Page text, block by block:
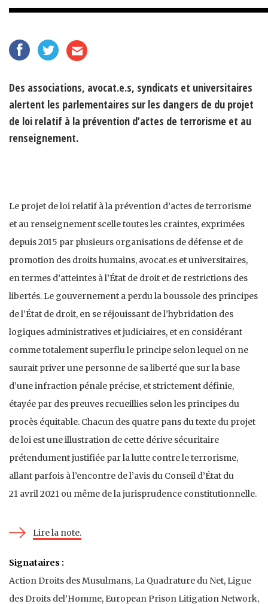
Des associations, avocat.e.s, syndicats et universitaires
alertent les parlementaires sur les dangers de du projet
de loi relatif à la prévention d’actes de terrorisme et au
renseignement.
Le projet de loi relatif à la prévention d’actes de terrorisme
et au renseignement scelle toutes les craintes, exprimées
depuis 2015 par plusieurs organisations de défense et de
promotion des droits humains, avocat.es et universitaires,
en termes d’atteintes à l’État de droit et de restrictions des
libertés. Le gouvernement a perdu la boussole des principes
de l’État de droit, en se réjouissant de l’hybridation des
logiques administratives et judiciaires, et en considérant
comme totalement superflu le principe selon lequel on ne
saurait priver une personne de sa liberté que sur la base
d’une infraction pénale précise, et strictement définie,
étayée par des preuves recueillies selon les principes du
procès équitable. Chacun des quatre pans du texte du projet
de loi est une illustration de cette dérive sécuritaire
prétendument justifiée par la lutte contre le terrorisme,
allant parfois à l’encontre de l’avis du Conseil d’État du
21 avril 2021 ou même de la jurisprudence constitutionnelle.
Lire la note.
Signataires :
Action Droits des Musulmans, La Quadrature du Net, Ligue
des Droits del’Homme, European Prison Litigation Network,